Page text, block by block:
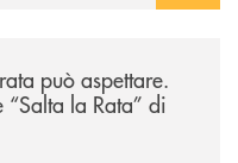
può aspettare.
la Rata” di